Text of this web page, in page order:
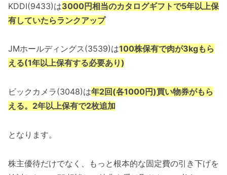
KDDI(9433)は3000円相当のカタログギフトで5年以上保
有していたらランクアップ
JMホールディングス(3539)は100株保有で肉が3kgもら
える(1年以上保有する必要あり)
ビックカメラ(3048)は年2回(各1000円)買い物券がもら
える。2年以上保有で2枚追加
となります。
株主優待だけでなく、もっと根本的な固定費の引き下げを